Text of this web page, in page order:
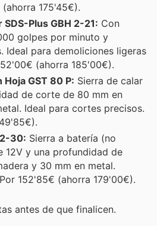
175'45€).
Plus GBH 2-21: Con
golpes por minuto y
Ideal para demoliciones ligeras
(ahorra 185'00€).
GST 80 P: Sierra de calar
de corte de 80 mm en
Ideal para cortes precisos.
30: Sierra a batería (no
12V y una profundidad de
y 30 mm en metal.
152'85€ (ahorra 179'00€).
antes de que finalicen.